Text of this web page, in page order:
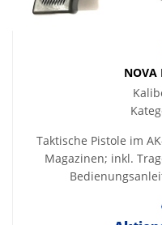
NOVA
Taktische Pistole im
Magazinen; inkl.